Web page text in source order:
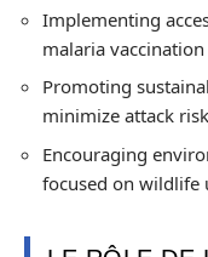
Implementing
malaria vaccination
Promoting
minimize attack
Encouraging
focused on wildlife